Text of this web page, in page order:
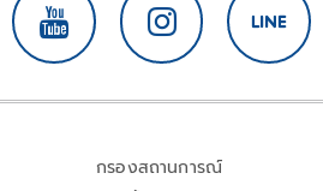
กรองสถานการณ์